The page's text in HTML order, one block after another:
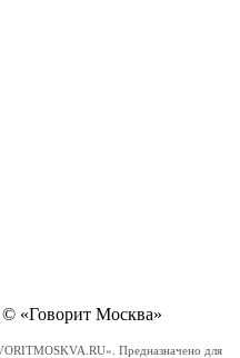
«Говорит Москва»
Предназначено для